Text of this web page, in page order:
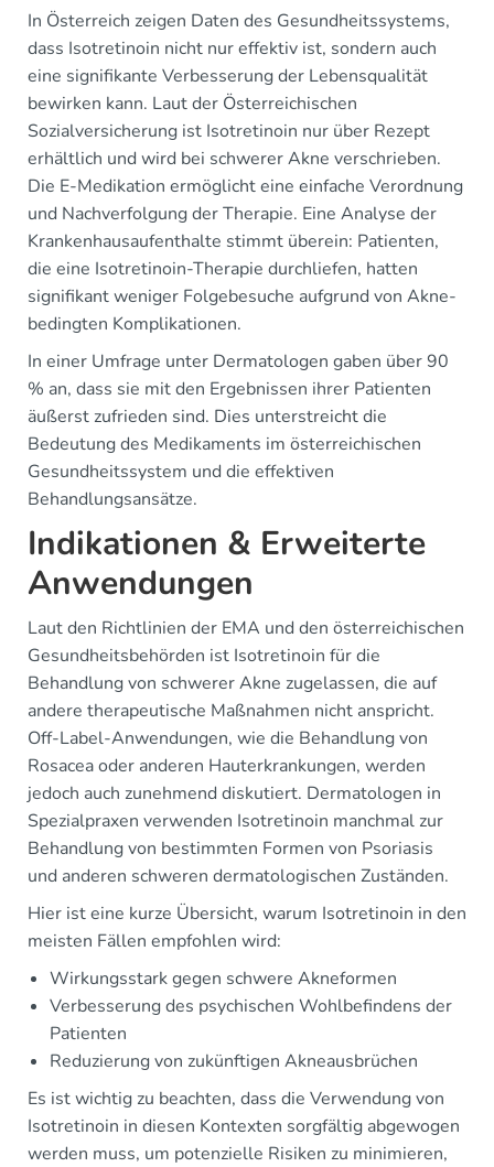
In Österreich zeigen Daten des Gesundheitssystems,
dass Isotretinoin nicht nur effektiv ist, sondern auch
eine signifikante Verbesserung der Lebensqualität
bewirken kann. Laut der Österreichischen
Sozialversicherung ist Isotretinoin nur über Rezept
erhältlich und wird bei schwerer Akne verschrieben.
Die E-Medikation ermöglicht eine einfache Verordnung
und Nachverfolgung der Therapie. Eine Analyse der
Krankenhausaufenthalte stimmt überein: Patienten,
die eine Isotretinoin-Therapie durchliefen, hatten
signifikant weniger Folgebesuche aufgrund von Akne-
bedingten Komplikationen.
In einer Umfrage unter Dermatologen gaben über 90
% an, dass sie mit den Ergebnissen ihrer Patienten
äußerst zufrieden sind. Dies unterstreicht die
Bedeutung des Medikaments im österreichischen
Gesundheitssystem und die effektiven
Behandlungsansätze.
Indikationen & Erweiterte
Anwendungen
Laut den Richtlinien der EMA und den österreichischen
Gesundheitsbehörden ist Isotretinoin für die
Behandlung von schwerer Akne zugelassen, die auf
andere therapeutische Maßnahmen nicht anspricht.
Off-Label-Anwendungen, wie die Behandlung von
Rosacea oder anderen Hauterkrankungen, werden
jedoch auch zunehmend diskutiert. Dermatologen in
Spezialpraxen verwenden Isotretinoin manchmal zur
Behandlung von bestimmten Formen von Psoriasis
und anderen schweren dermatologischen Zuständen.
Hier ist eine kurze Übersicht, warum Isotretinoin in den
meisten Fällen empfohlen wird:
Wirkungsstark gegen schwere Akneformen
Verbesserung des psychischen Wohlbefindens der
Patienten
Reduzierung von zukünftigen Akneausbrüchen
Es ist wichtig zu beachten, dass die Verwendung von
Isotretinoin in diesen Kontexten sorgfältig abgewogen
werden muss, um potenzielle Risiken zu minimieren,